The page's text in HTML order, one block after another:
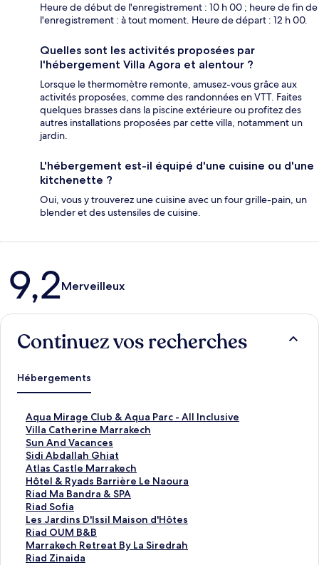
Heure de début de l'enregistrement : 10 h 00 ; heure de fin de
l'enregistrement : à tout moment. Heure de départ : 12 h 00.
Quelles sont les activités proposées par
l'hébergement Villa Agora et alentour ?
Lorsque le thermomètre remonte, amusez-vous grâce aux
activités proposées, comme des randonnées en VTT. Faites
quelques brasses dans la piscine extérieure ou profitez des
autres installations proposées par cette villa, notamment un
jardin.
L'hébergement est-il équipé d'une cuisine ou d'une
kitchenette ?
Oui, vous y trouverez une cuisine avec un four grille-pain, un
blender et des ustensiles de cuisine.
Avis
9,2Merveilleux
Continuez vos recherches
Hébergements
Aqua Mirage Club & Aqua Parc - All Inclusive
L
i
e
n
o
u
v
r
a
n
t
l
Villa Catherine Marrakech
L
i
e
n
o
u
v
r
a
n
t
Sun And Vacances
L
i
e
n
o
u
v
r
a
n
Sidi Abdallah Ghiat
L
i
e
n
o
u
v
r
a
Atlas Castle Marrakech
L
i
e
n
o
u
v
r
Hôtel & Ryads Barrière Le Naoura
L
i
e
n
o
u
v
Riad Ma Bandra & SPA
L
i
e
n
o
u
Riad Sofia
L
i
e
n
o
Les Jardins D'Issil Maison d'Hôtes
L
i
e
n
Riad OUM B&B
L
i
e
Marrakech Retreat By La Siredrah
L
iRiad Zinaida
L